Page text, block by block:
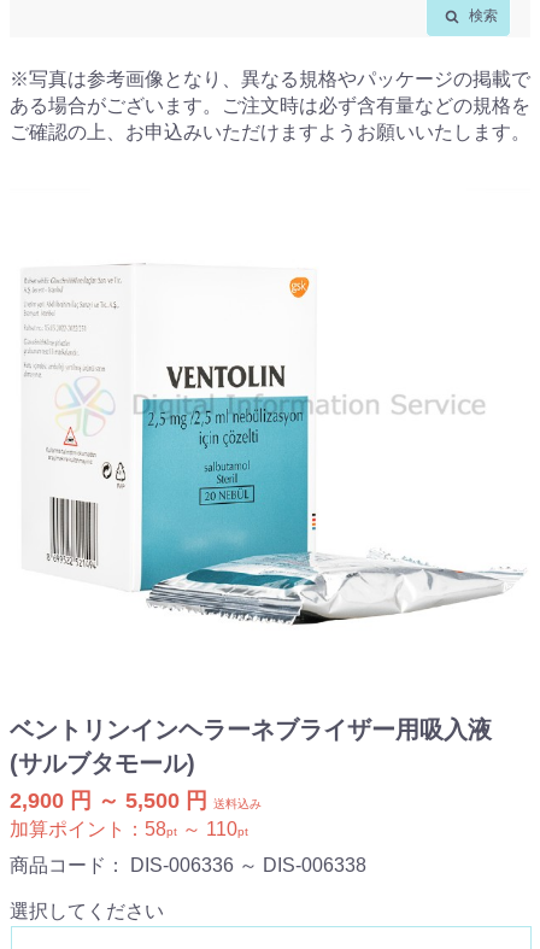
検索
※写真は参考画像となり、異なる規格やパッケージの掲載で
ある場合がございます。ご注文時は必ず含有量などの規格を
ご確認の上、お申込みいただけますようお願いいたします。
ベントリンインヘラーネブライザー用吸入液
(サルブタモール)
2,900 円 ～ 5,500 円 送料込み
加算ポイント： 58pt ～ 110pt
商品コード： DIS-006336 ～ DIS-006338
選択してください